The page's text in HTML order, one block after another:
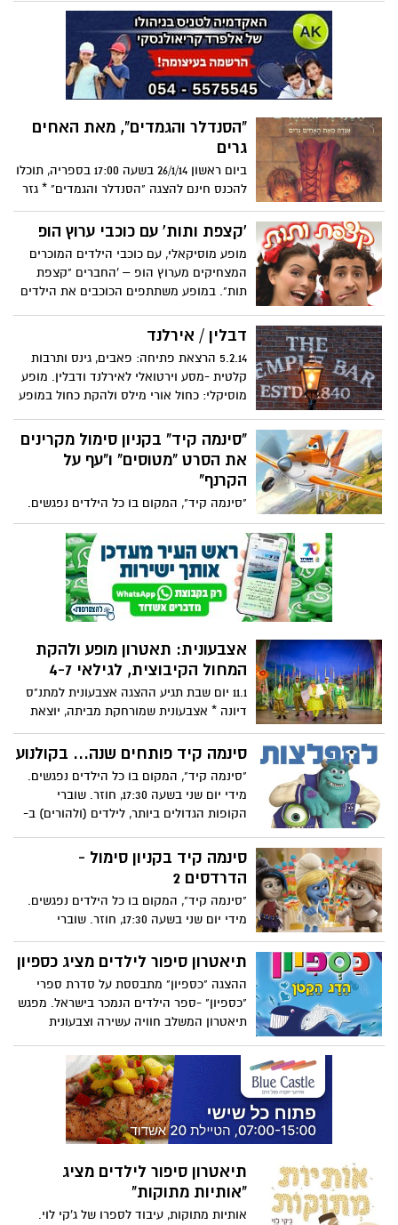
בקולנוע וצאו לשופינג או סתם לכוס קפה
בקניון סי-מול.
"הסנדלר והגמדים", מאת האחים
גרים
ביום ראשון 26/1/14 בשעה 17:00 בספריה, תוכלו
להכנס חינם להצגה "הסנדלר והגמדים" * גזר
סנדלר פיסת עור לשתיים, "מחר אכין זוג
נעליים", הוא אמר, "בזהירות ואהבה על
מדוע זה ליבו מלא בדאגה? כי נשארה לו רק
פיסה אחת של עור מספיקה בדיוק כדי לגזור
'קצפת ותות' עם כוכבי ערוץ הופ
מופע מוסיקאלי, עם כוכבי הילדים המוכרים
המצחיקים מערוץ הופ – 'החברים "קצפת
תות". במופע משתתפים הכוכבים את הילדים
קסומה מלאה בחלומות של ילדים!!! יחד עם
ילדים יצאו למסע מצחיק, מרגש ומלא חוויות.
תוך כדי המסע, לומדים הילדים לסלק פחדים,
לאהוב את מי שאתה ולשמח אנשים
שאוהבים. מופע שכולו כיף גדול, מרהיב, קצבי
ומהנה.
דבלין / אירלנד
5.2.14 הרצאת פתיחה: פאבים, גינס ותרבות
קלטית -מסע וירטואלי לאירלנד ודבלין. מופע
מוסיקלי: כחול אורי מילס ולהקת כחול במופע
מנגינות קלטיות ושירים קלאסיים המקבלים
מימד חדש בשילוב סגנונות ג'אז, בלוז
ומקצבים ים תיכוניים.
"סינמה קיד" בקניון סימול מקרינים
את הסרט "מטוסים" ו"עף על
הקרנף"
"סינמה קיד", המקום בו כל הילדים נפגשים.
מידי יום שני בשעה 17:30, חוזר. שוברי
הקופות הגדולים ביותר, לילדים (ולהורים) ב-
20 שקלים בלבד. אז שימו את הילדים
בקולנוע וצאו לשופינג או סתם לכוס קפה
בקניון סי-מול.
אצבעונית: תאטרון מופע ולהקת
המחול הקיבוצית, לגילאי 4-7
11.1 יום שבת תגיע ההצגה אצבעונית למתנ"ס
דיונה * אצבעונית שמורחקת מביתה, יוצאת
למסע בו היא לומדת על עצמה ועל כוחותיה.
אצבעונית מלמדת את כולנו, שלתת זה לקבל,
סוד - לעולם טוב יותר.
סינמה קיד פותחים שנה... בקולנוע
"סינמה קיד", המקום בו כל הילדים נפגשים.
מידי יום שני בשעה 17:30, חוזר. שוברי
הקופות הגדולים ביותר, לילדים (ולהורים) ב-
בקולנוע וצאו לשופינג או סתם לכוס קפה
בקניון סי-מול.
סינמה קיד בקניון סימול -
הדרדסים 2
"סינמה קיד", המקום בו כל הילדים נפגשים.
מידי יום שני בשעה 17:30, חוזר. שוברי
הקופות הגדולים ביותר, לילדים (ולהורים) ב-
20 שקלים בלבד. אז שימו את הילדים
תיאטרון סיפור לילדים מציג כספיון
ההצגה "כספיון" מתבססת על סדרת ספרי
"כספיון" -ספר הילדים הנמכר בישראל. מפגש
תיאטרון המשלב חוויה עשירה וצבעונית
תתקיים ביום ראשון 29.12 בשעה 17:30
תיאטרון סיפור לילדים מציג
"אותיות מתוקות"
אותיות מתוקות, עיבוד לספרו של ג'קי לוי.